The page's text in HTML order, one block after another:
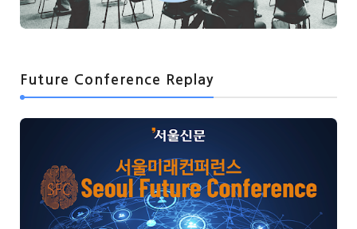
Future Conference Replay